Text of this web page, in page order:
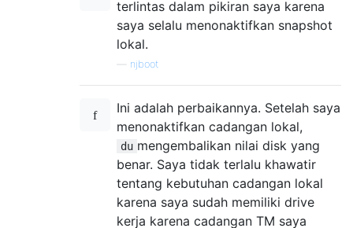
terlintas dalam pikiran saya karena
saya selalu menonaktifkan snapshot
lokal.
njboot
Ini adalah perbaikannya. Setelah saya
menonaktifkan cadangan lokal,
du mengembalikan nilai disk yang
benar. Saya tidak terlalu khawatir
tentang kebutuhan cadangan lokal
karena saya sudah memiliki drive
kerja karena cadangan TM saya